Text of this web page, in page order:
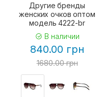
Другие бренды
женских очков оптом
модель 4222-br
В наличии
840.00 грн
1680.00 грн